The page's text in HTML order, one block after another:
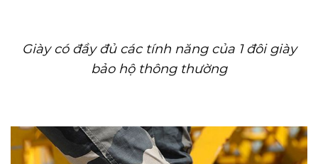
Giày có đầy đủ các tính năng của 1 đôi giày
bảo hộ thông thường